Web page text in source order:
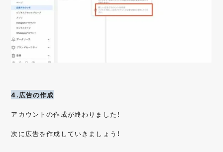
4.広告の作成
アカウントの作成が終わりました！
次に広告を作成していきましょう！